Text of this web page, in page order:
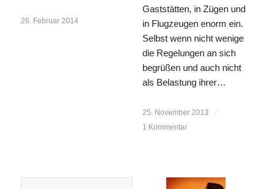
26. Februar 2014
Gaststätten, in Zügen und
in Flugzeugen enorm ein.
Selbst wenn nicht wenige
die Regelungen an sich
begrüßen und auch nicht
als Belastung ihrer…
25. November 2013
/
1 Kommentar